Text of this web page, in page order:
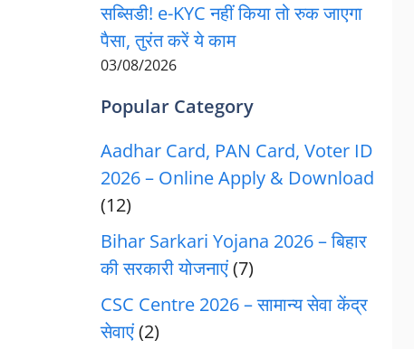
सब्सिडी! e-KYC नहीं किया तो रुक जाएगा
पैसा, तुरंत करें ये काम
03/08/2026
Popular Category
Aadhar Card, PAN Card, Voter ID
2026 – Online Apply & Download
(12)
Bihar Sarkari Yojana 2026 – बिहार
की सरकारी योजनाएं(7)
CSC Centre 2026 – सामान्य सेवा केंद्र
सेवाएं(2)